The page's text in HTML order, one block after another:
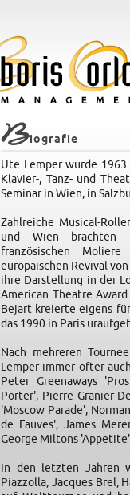
Biografie
Ute Lemper wurde
Klavier-, Tanz- und
Seminar in Wien, in
Zahlreiche Musical-
und Wien brachten
französischen
europäischen Revival
ihre Darstellung in der
American Theatre
Bejart kreierte eigens
das 1990 in Paris
Nach mehreren
Lemper immer öfter
Peter Greenaways
Porter', Pierre Granier-
'Moscow Parade',
de Fauves', James
George Miltons
In den letzten Jahren
Piazzolla, Jacques Brel,